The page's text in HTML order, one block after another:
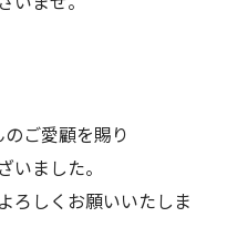
ご愛顧を賜り
いました。
ろしくお願いいたしま